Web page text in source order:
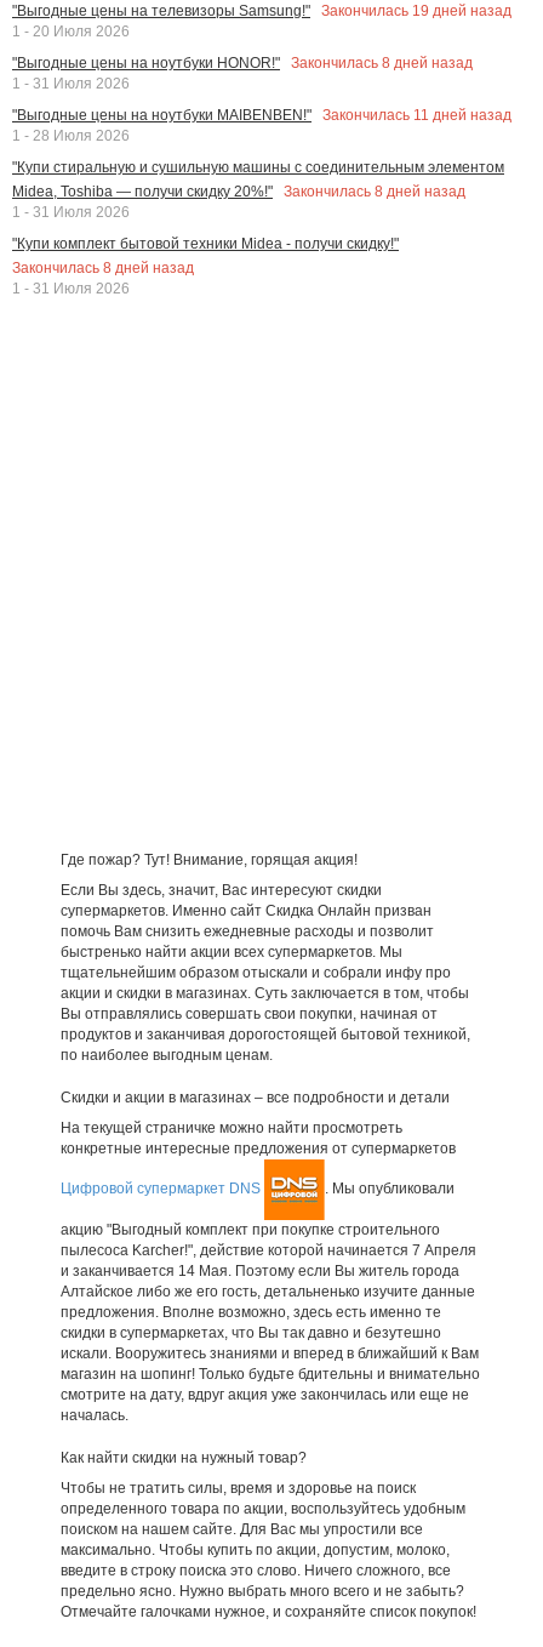
"Выгодные цены на телевизоры Samsung!"
Закончилась 19 дней назад
1 - 20 Июля 2026
"Выгодные цены на ноутбуки HONOR!"
Закончилась 8 дней назад
1 - 31 Июля 2026
"Выгодные цены на ноутбуки MAIBENBEN!"
Закончилась 11 дней назад
1 - 28 Июля 2026
"Купи стиральную и сушильную машины с соединительным элементом
Midea, Toshiba — получи скидку 20%!"
Закончилась 8 дней назад
1 - 31 Июля 2026
"Купи комплект бытовой техники Midea - получи скидку!"
Закончилась 8 дней назад
1 - 31 Июля 2026
Где пожар? Тут! Внимание, горящая акция!
Если Вы здесь, значит, Вас интересуют скидки
супермаркетов. Именно сайт Скидка Онлайн призван
помочь Вам снизить ежедневные расходы и позволит
быстренько найти акции всех супермаркетов. Мы
тщательнейшим образом отыскали и собрали инфу про
акции и скидки в магазинах. Суть заключается в том, чтобы
Вы отправлялись совершать свои покупки, начиная от
продуктов и заканчивая дорогостоящей бытовой техникой,
по наиболее выгодным ценам.
Скидки и акции в магазинах – все подробности и детали
На текущей страничке можно найти просмотреть
конкретные интересные предложения от супермаркетов
Цифровой супермаркет DNS . Мы опубликовали
акцию "Выгодный комплект при покупке строительного
пылесоса Karcher!", действие которой начинается 7 Апреля
и заканчивается 14 Мая. Поэтому если Вы житель города
Алтайское либо же его гость, детальненько изучите данные
предложения. Вполне возможно, здесь есть именно те
скидки в супермаркетах, что Вы так давно и безутешно
искали. Вооружитесь знаниями и вперед в ближайший к Вам
магазин на шопинг! Только будьте бдительны и внимательно
смотрите на дату, вдруг акция уже закончилась или еще не
началась.
Как найти скидки на нужный товар?
Чтобы не тратить силы, время и здоровье на поиск
определенного товара по акции, воспользуйтесь удобным
поиском на нашем сайте. Для Вас мы упростили все
максимально. Чтобы купить по акции, допустим, молоко,
введите в строку поиска это слово. Ничего сложного, все
предельно ясно. Нужно выбрать много всего и не забыть?
Отмечайте галочками нужное, и сохраняйте список покупок!